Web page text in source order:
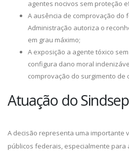
agentes nocivos sem proteção
A ausência de comprovação do
Administração autoriza o
em grau máximo;
A exposição a agente tóxico
configura dano moral
comprovação do surgimento de
Atuação do
A decisão representa uma importante
públicos federais, especialmente